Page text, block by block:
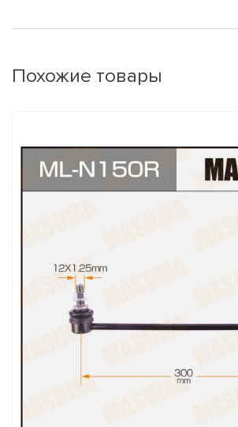
Похожие товары